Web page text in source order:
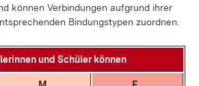
kön­nen Ver­bin­dun­gen auf­grund ih­rer
Bin­dungs­ty­pen zu­ord­nen.
und Schü­ler kön­nen